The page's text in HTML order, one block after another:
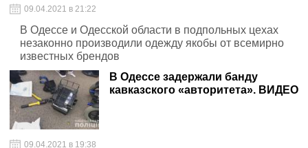
09.04.2021 в 21:22
В Одессе и Одесской области в подпольных цехах
незаконно производили одежду якобы от всемирно
известных брендов
В Одессе задержали банду
кавказского «авторитета». ВИДЕО
09.04.2021 в 19:38